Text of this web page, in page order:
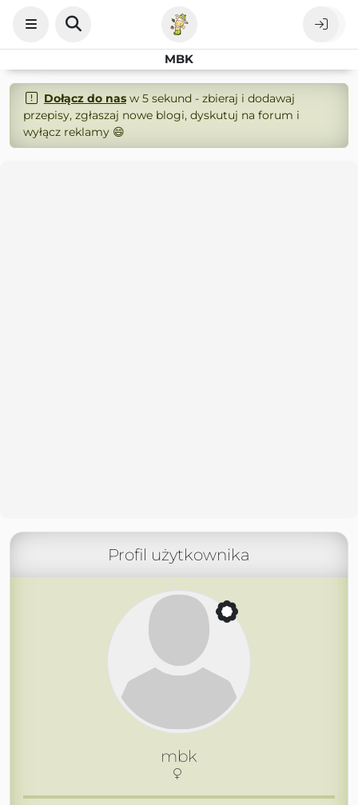
MBK
Dołącz do nasw 5 sekund - zbieraj i dodawaj
przepisy, zgłaszaj nowe blogi, dyskutuj na forum i
wyłącz reklamy 😄
Profil użytkownika
mbk